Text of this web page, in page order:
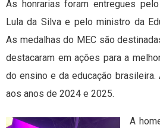
As honrarias foram entregues
Lula da Silva e pelo ministro da
As medalhas do MEC são
destacaram em ações para a
do ensino e da educação
aos anos de 2024 e 2025.
A